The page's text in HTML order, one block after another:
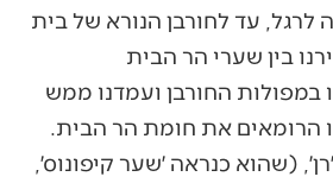
עד לחורבן הנורא של בית
בין שערי הר הבית
במפולות החורבן ועמדנו ממש
הרומאים את חומת הר הבית.
(שהוא כנראה ׳שער קיפונוס׳,